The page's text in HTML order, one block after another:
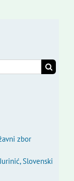
zbor
Slovenski